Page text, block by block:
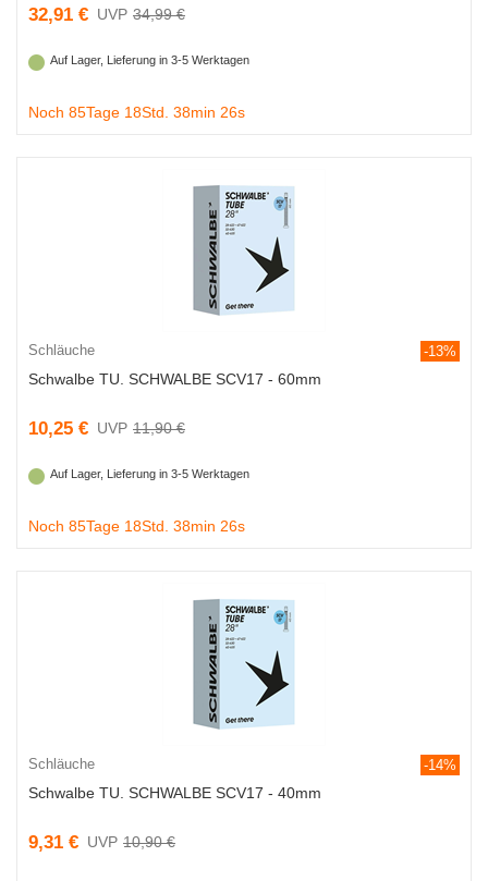
32,91 € 34,99 €
Auf Lager, Lieferung in 3-5 Werktagen
Noch 85Tage 18Std. 38min 25s
Schläuche -13%
Schwalbe TU. SCHWALBE SCV17 - 60mm
10,25 € 11,90 €
Auf Lager, Lieferung in 3-5 Werktagen
Noch 85Tage 18Std. 38min 25s
Schläuche -14%
Schwalbe TU. SCHWALBE SCV17 - 40mm
9,31 € 10,90 €